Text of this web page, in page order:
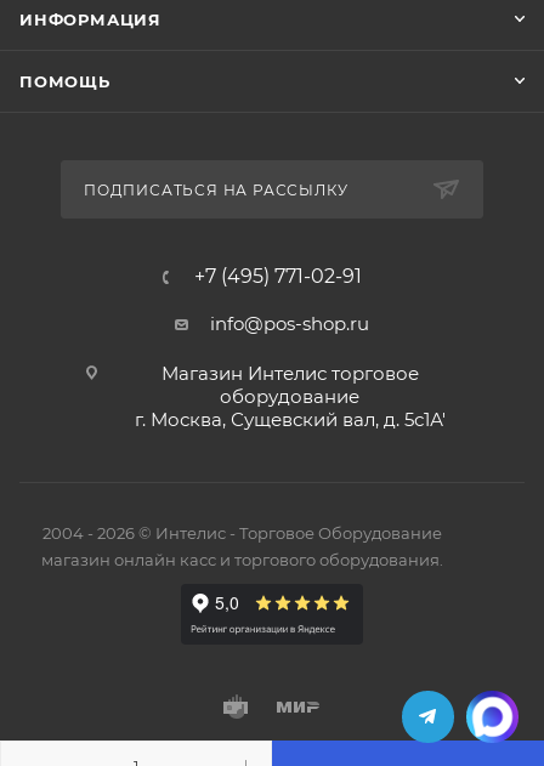
ИНФОРМАЦИЯ
ПОМОЩЬ
ПОДПИСАТЬСЯ НА РАССЫЛКУ
+7 (495) 771-02-91
info@pos-shop.ru
Магазин Интелис торговое
оборудование
г. Москва, Сущевский вал, д. 5с1А'
2004 - 2026 © Интелис - Торговое Оборудование
магазин онлайн касс и торгового оборудования.